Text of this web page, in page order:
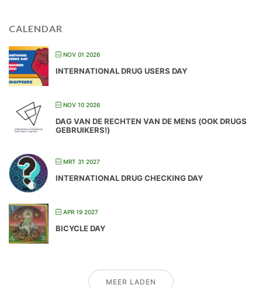
CALENDAR
NOV 01 2026
INTERNATIONAL DRUG USERS DAY
NOV 10 2026
DAG VAN DE RECHTEN VAN DE MENS (OOK DRUGS
GEBRUIKERS!)
MRT 31 2027
INTERNATIONAL DRUG CHECKING DAY
APR 19 2027
BICYCLE DAY
MEER LADEN